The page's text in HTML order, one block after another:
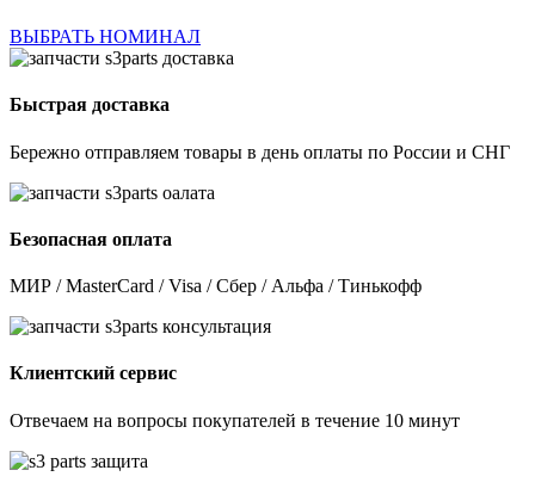
ВЫБРАТЬ НОМИНАЛ
Быстрая доставка
Бережно отправляем товары в день оплаты по России и СНГ
Безопасная оплата
МИР / MasterCard / Visa / Сбер / Альфа / Тинькофф
Клиентский сервис
Отвечаем на вопросы покупателей в течение 10 минут